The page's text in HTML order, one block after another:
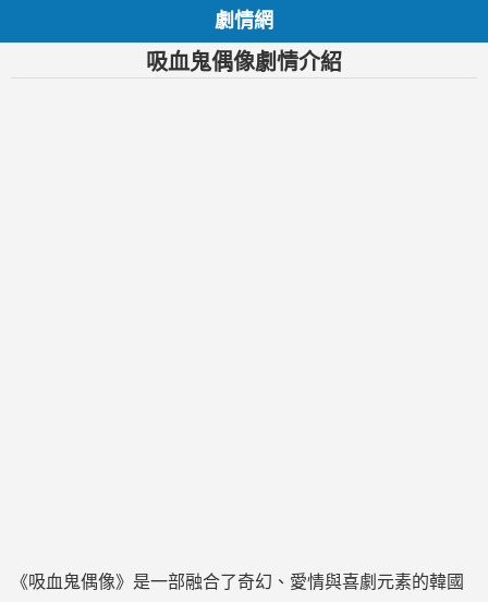
劇情網
吸血鬼偶像劇情介紹
《吸血鬼偶像》是一部融合了奇幻、愛情與喜劇元素的韓國